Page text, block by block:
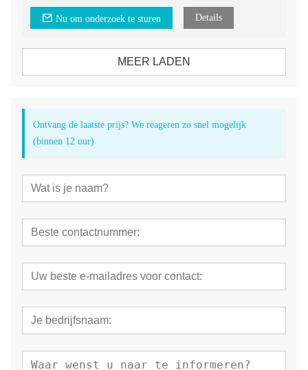
Nu om onderzoek te sturen Details
MEER LADEN
Ontvang de laatste prijs? We reageren zo snel mogelijk
(binnen 12 uur)